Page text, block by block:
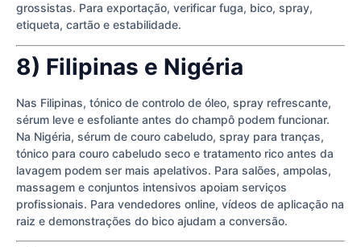
grossistas. Para exportação, verificar fuga, bico, spray,
etiqueta, cartão e estabilidade.
8) Filipinas e Nigéria
Nas Filipinas, tónico de controlo de óleo, spray refrescante,
sérum leve e esfoliante antes do champô podem funcionar.
Na Nigéria, sérum de couro cabeludo, spray para tranças,
tónico para couro cabeludo seco e tratamento rico antes da
lavagem podem ser mais apelativos. Para salões, ampolas,
massagem e conjuntos intensivos apoiam serviços
profissionais. Para vendedores online, vídeos de aplicação na
raiz e demonstrações do bico ajudam a conversão.